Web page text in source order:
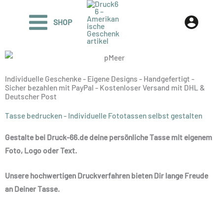
SHOP
Individuelle Geschenke - Eigene Designs - Handgefertigt -
Sicher bezahlen mit PayPal - Kostenloser Versand mit DHL &
Deutscher Post
Tasse bedrucken - Individuelle Fototassen selbst gestalten
Gestalte bei Druck-66.de deine persönliche Tasse mit eigenem
Foto, Logo oder Text.
Unsere hochwertigen Druckverfahren bieten Dir lange Freude
an Deiner Tasse.